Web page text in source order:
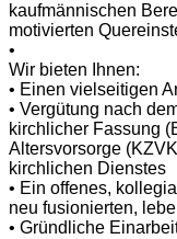
kaufmännischen
motivierten
•
Wir bieten Ihnen:
• Einen vielseitigen
• Vergütung nach
kirchlicher Fassung
Altersvorsorge
kirchlichen Dienstes
• Ein offenes,
neu fusionierten,
• Gründliche